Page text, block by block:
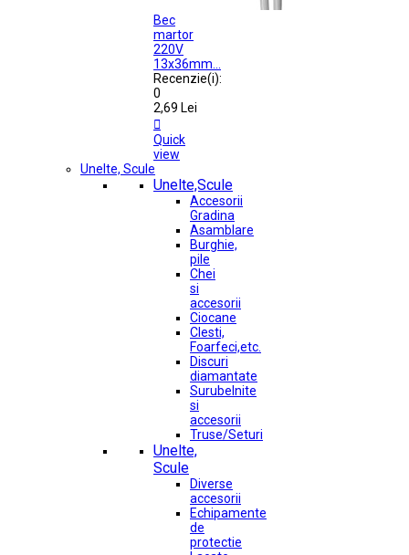
Bec
martor
220V
13x36mm...
Recenzie(i):
0
2,69 Lei

Quick
view
Unelte, Scule
Unelte,Scule
Accesorii
Gradina
Asamblare
Burghie,
pile
Chei
si
accesorii
Ciocane
Clesti,
Foarfeci,etc.
Discuri
diamantate
Surubelnite
si
accesorii
Truse/Seturi
Unelte,
Scule
Diverse
accesorii
Echipamente
de
protectie